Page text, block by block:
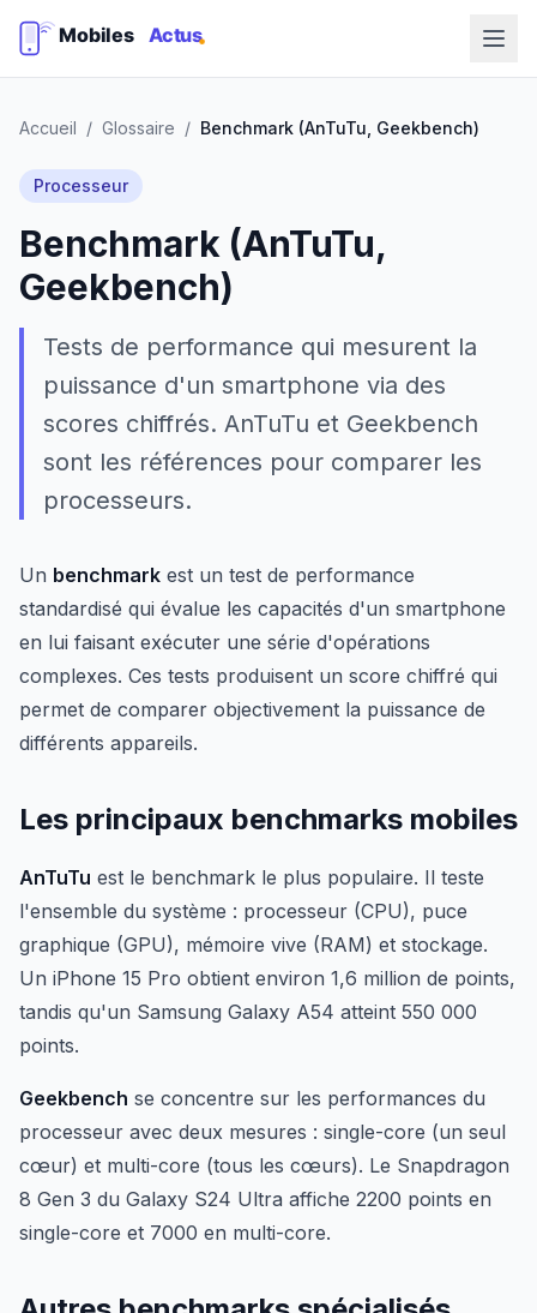
Accueil / Glossaire / Benchmark (AnTuTu, Geekbench)
Processeur
Benchmark (AnTuTu,
Geekbench)
Tests de performance qui mesurent la
puissance d'un smartphone via des
scores chiffrés. AnTuTu et Geekbench
sont les références pour comparer les
processeurs.
Un benchmark est un test de performance
standardisé qui évalue les capacités d'un smartphone
en lui faisant exécuter une série d'opérations
complexes. Ces tests produisent un score chiffré qui
permet de comparer objectivement la puissance de
différents appareils.
Les principaux benchmarks mobiles
AnTuTu est le benchmark le plus populaire. Il teste
l'ensemble du système : processeur (CPU), puce
graphique (GPU), mémoire vive (RAM) et stockage.
Un iPhone 15 Pro obtient environ 1,6 million de points,
tandis qu'un Samsung Galaxy A54 atteint 550 000
points.
Geekbench se concentre sur les performances du
processeur avec deux mesures : single-core (un seul
cœur) et multi-core (tous les cœurs). Le Snapdragon
8 Gen 3 du Galaxy S24 Ultra affiche 2200 points en
single-core et 7000 en multi-core.